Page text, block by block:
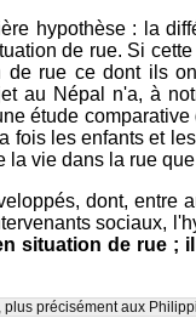
hypothèse : la
de rue. Si
de rue ce dont ils
au Népal n'a, à
étude
fois les enfants et
la vie dans la rue
dont, entre
sociaux,
situation de rue ;
précisément aux